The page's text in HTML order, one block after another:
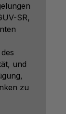
SR,
und
zu